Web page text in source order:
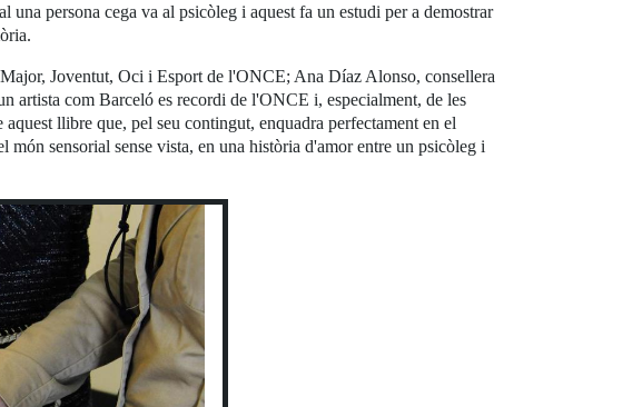
persona cega va al psicòleg i aquest fa un estudi per a demostrar
Joventut, Oci i Esport de l'ONCE; Ana Díaz Alonso, consellera
artista com Barceló es recordi de l'ONCE i, especialment, de les
llibre que, pel seu contingut, enquadra perfectament en el
sensorial sense vista, en una història d'amor entre un psicòleg i